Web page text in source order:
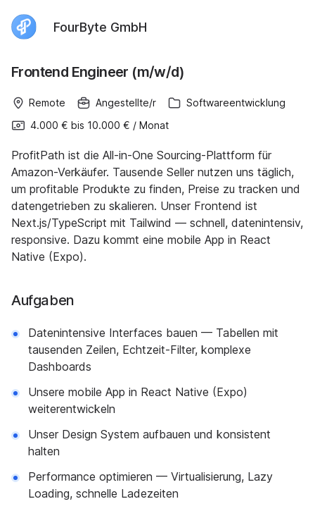
FourByte GmbH
Frontend Engineer (m/w/d)
Remote Angestellte/r
Softwareentwicklung
4.000 € bis 10.000 € / Monat
ProfitPath ist die All-in-One Sourcing-Plattform für
Amazon-Verkäufer. Tausende Seller nutzen uns täglich,
um profitable Produkte zu finden, Preise zu tracken und
datengetrieben zu skalieren. Unser Frontend ist
Next.js/TypeScript mit Tailwind — schnell, datenintensiv,
responsive. Dazu kommt eine mobile App in React
Native (Expo).
Aufgaben
Datenintensive Interfaces bauen — Tabellen mit
tausenden Zeilen, Echtzeit-Filter, komplexe
Dashboards
Unsere mobile App in React Native (Expo)
weiterentwickeln
Unser Design System aufbauen und konsistent
halten
Performance optimieren — Virtualisierung, Lazy
Loading, schnelle Ladezeiten